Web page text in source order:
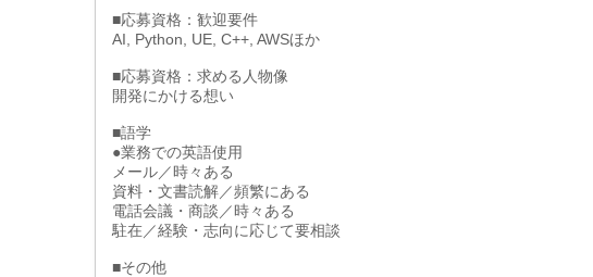
■応募資格：歓迎要件
AI, Python, UE, C++, AWSほか
■応募資格：求める人物像
開発にかける想い
■語学
●業務での英語使用
メール／時々ある
資料・文書読解／頻繁にある
電話会議・商談／時々ある
駐在／経験・志向に応じて要相談
■その他